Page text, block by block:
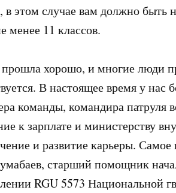
в этом случае вам должно быть
менее 11 классов.
хорошо, и многие люди
В настоящее время у
команды, командира
к зарплате и министерству
и развитие карьеры.
старший помощник
RGU 5573 Национальной